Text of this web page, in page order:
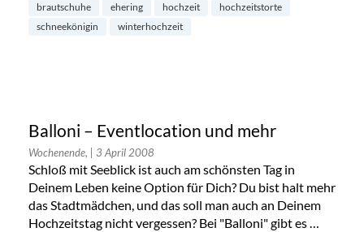
brautschuhe
ehering hochzeit
hochzeitstorte
schneekönigin
winterhochzeit
Balloni – Eventlocation und mehr
Wochenende, | 3 April 2008
Schloß mit Seeblick ist auch am schönsten Tag in
Deinem Leben keine Option für Dich? Du bist halt mehr
das Stadtmädchen, und das soll man auch an Deinem
Hochzeitstag nicht vergessen? Bei "Balloni" gibt es …